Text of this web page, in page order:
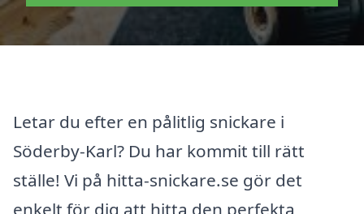
Letar du efter en pålitlig snickare i
Söderby-Karl? Du har kommit till rätt
ställe! Vi på hitta-snickare.se gör det
enkelt för dig att hitta den perfekta